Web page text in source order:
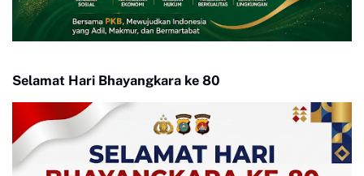
Selamat Hari Bhayangkara ke 80